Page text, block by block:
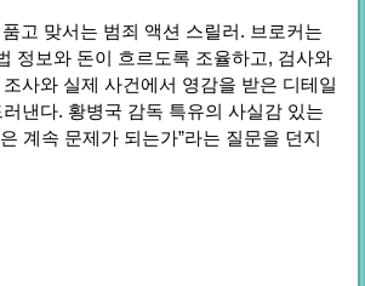
고 맞서는 범죄 액션 스릴러. 브로커는
정보와 돈이 흐르도록 조율하고, 검사와
사와 실제 사건에서 영감을 받은 디테일
낸다. 황병국 감독 특유의 사실감 있는
계속 문제가 되는가”라는 질문을 던지